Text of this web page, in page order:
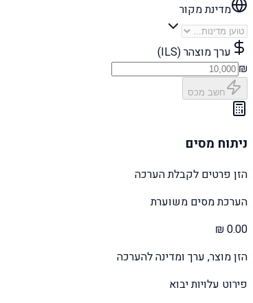
מדינת מקור
ערך מוצהר (ILS)
₪
חשב מכס
ניתוח מסים
הזן פרטים לקבלת הערכה
הערכת מסים משוערת
הזן מוצר, ערך ומדינה להערכה
פירוט עלויות יבוא